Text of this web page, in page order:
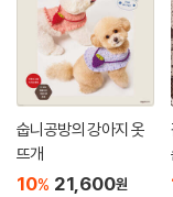
숩니공방의 강아지 옷
뜨개
10% 21,600원